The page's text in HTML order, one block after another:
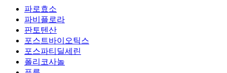
파로효소
파비플로라
판토텐산
포스트바이오틱스
포스파티딜세린
폴리코사놀